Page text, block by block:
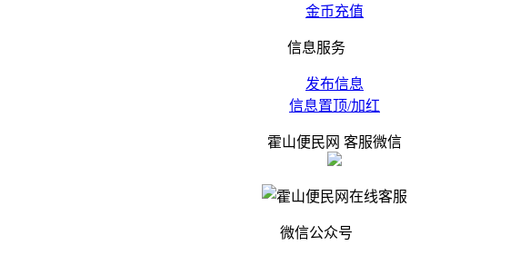
金币充值
信息服务
发布信息
信息置顶/加红
霍山便民网 客服微信
微信公众号